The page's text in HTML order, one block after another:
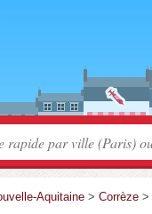
Aquitaine > Corrèze >